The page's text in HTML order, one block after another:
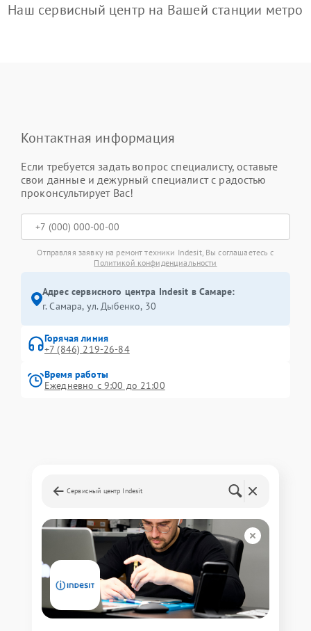
Наш сервисный центр на Вашей станции метро
Контактная информация
Если требуется задать вопрос специалисту, оставьте
свои данные и дежурный специалист с радостью
проконсультирует Вас!
Отправляя заявку на ремонт техники Indesit, Вы соглашаетесь с
Политикой конфиденциальности
Адрес сервисного центра Indesit в Самаре:
г. Самара, ул. Дыбенко, 30
Горячая линия
+7 (846) 219-26-84
Время работы
Ежедневно с 9:00 до 21:00
Сервисный центр Indesit